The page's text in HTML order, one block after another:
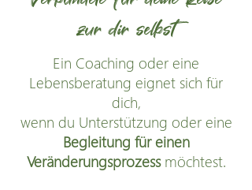
zur dir selbst
Ein Coaching oder eine
Lebensberatung eignet sich für
dich,
wenn du Unterstützung oder eine
Begleitung für einen
Veränderungsprozessmöchtest.